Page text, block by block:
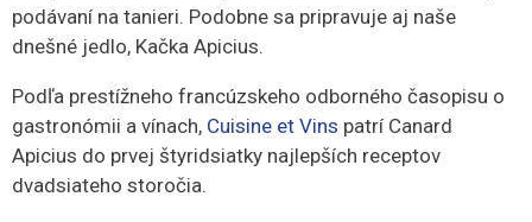
podávaní na tanieri. Podobne sa pripravuje aj naše
dnešné jedlo, Kačka Apicius.
Podľa prestížneho francúzskeho odborného časopisu o
gastronómii a vínach, Cuisine et Vins patrí Canard
Apicius do prvej štyridsiatky najlepších receptov
dvadsiateho storočia.